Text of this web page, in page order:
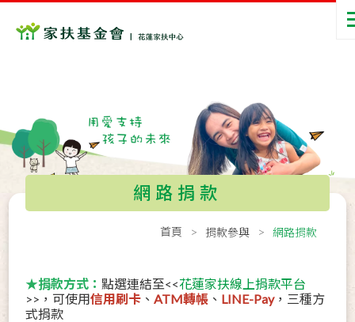
網路捐款
首頁 捐款參與 網路捐款
★捐款方式：點選連結至<<花蓮家扶線上捐款平台
>>，可使用信用刷卡 、 ATM轉帳 、 LINE-Pay，三種方
式捐款